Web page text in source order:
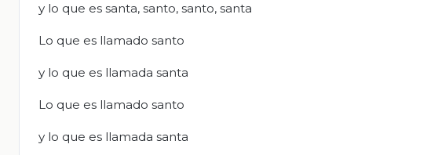
y lo que es santa, santo, santo, santa
Lo que es llamado santo
y lo que es llamada santa
Lo que es llamado santo
y lo que es llamada santa